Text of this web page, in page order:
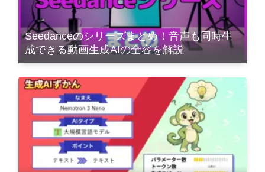
Seedanceのシリーズまとめ！音声も同時生
成できる動画生成AIの全容を解説